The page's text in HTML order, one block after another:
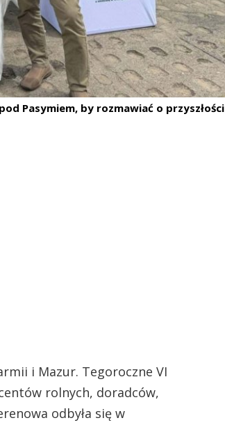
Pasymiem, by rozmawiać o przyszłości
i Mazur. Tegoroczne VI
rolnych, doradców,
odbyła się w